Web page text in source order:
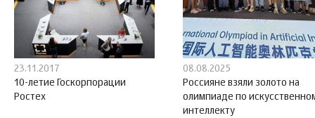
23.11.2017
10-летие Госкорпорации
Ростех
08.08.2025
Россияне взяли золото на
олимпиаде по
интеллекту